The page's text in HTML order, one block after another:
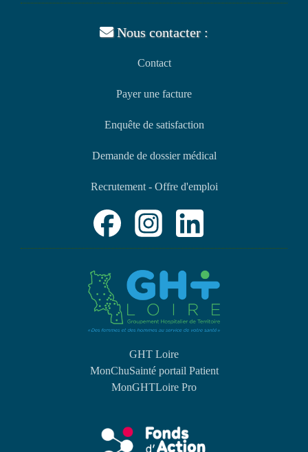
Nous contacter :
Contact
Payer une facture
Enquête de satisfaction
Demande de dossier médical
Recrutement - Offre d'emploi
GHT Loire
MonChuSainté portail Patient
MonGHTLoire Pro